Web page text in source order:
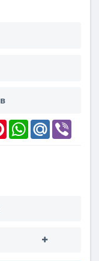
PinterestWhatsAppMail.Ru